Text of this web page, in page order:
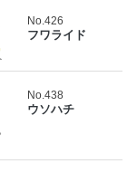
No.426
フワライド
No.438
ウソハチ